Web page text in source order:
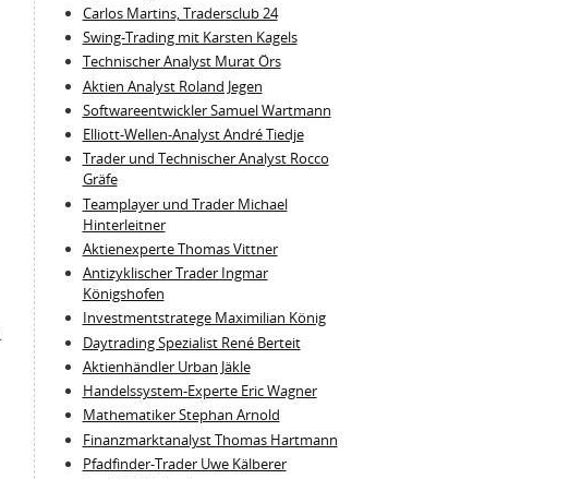
Carlos Martins, Tradersclub 24
Swing-Trading mit Karsten Kagels
Technischer Analyst Murat Örs
Aktien Analyst Roland Jegen
Softwareentwickler Samuel Wartmann
Elliott-Wellen-Analyst André Tiedje
Trader und Technischer Analyst Rocco
Gräfe
Teamplayer und Trader Michael
Hinterleitner
Aktienexperte Thomas Vittner
Antizyklischer Trader Ingmar
Königshofen
Investmentstratege Maximilian König
Daytrading Spezialist René Berteit
Aktienhändler Urban Jäkle
Handelssystem-Experte Eric Wagner
Mathematiker Stephan Arnold
Finanzmarktanalyst Thomas Hartmann
Pfadfinder-Trader Uwe Kälberer